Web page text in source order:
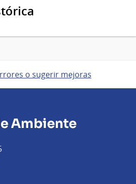
o sugerir mejoras
Ambiente